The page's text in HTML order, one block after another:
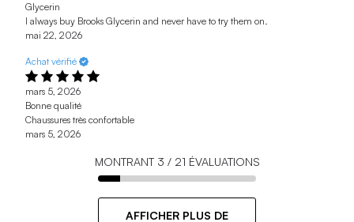
Glycerin
I always buy Brooks Glycerin and never have to try them on.
mai 22, 2026
Achat vérifié
mars 5, 2026
Bonne qualité
Chaussures très confortable
mars 5, 2026
MONTRANT 3 / 21 ÉVALUATIONS
AFFICHER PLUS DE